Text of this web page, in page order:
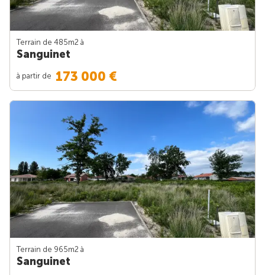
Terrain de 485m2 à
Sanguinet
à partir de 173 000 €
Terrain de 965m2 à
Sanguinet